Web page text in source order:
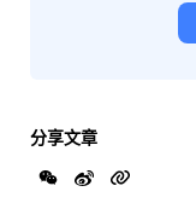
分享文章